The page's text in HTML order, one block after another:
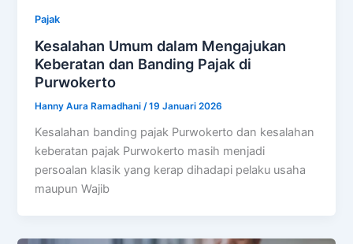
Pajak
Kesalahan Umum dalam Mengajukan
Keberatan dan Banding Pajak di
Purwokerto
Hanny Aura Ramadhani/19 Januari 2026
Kesalahan banding pajak Purwokerto dan kesalahan
keberatan pajak Purwokerto masih menjadi
persoalan klasik yang kerap dihadapi pelaku usaha
maupun Wajib